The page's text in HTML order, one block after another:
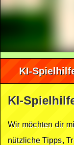
KI-
KI-
Wir möchten dir
nützliche Tipps,